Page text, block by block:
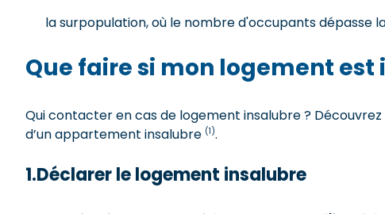
la surpopulation, où le nombre d'occupants dépasse
Que faire si mon logement est
Qui contacter en cas de logement insalubre ?
d’un appartement insalubre (1).
1.Déclarer le logement insalubre